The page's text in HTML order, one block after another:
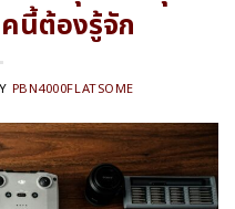
นี้ต้องรู้จัก
PBN4000FLATSOME